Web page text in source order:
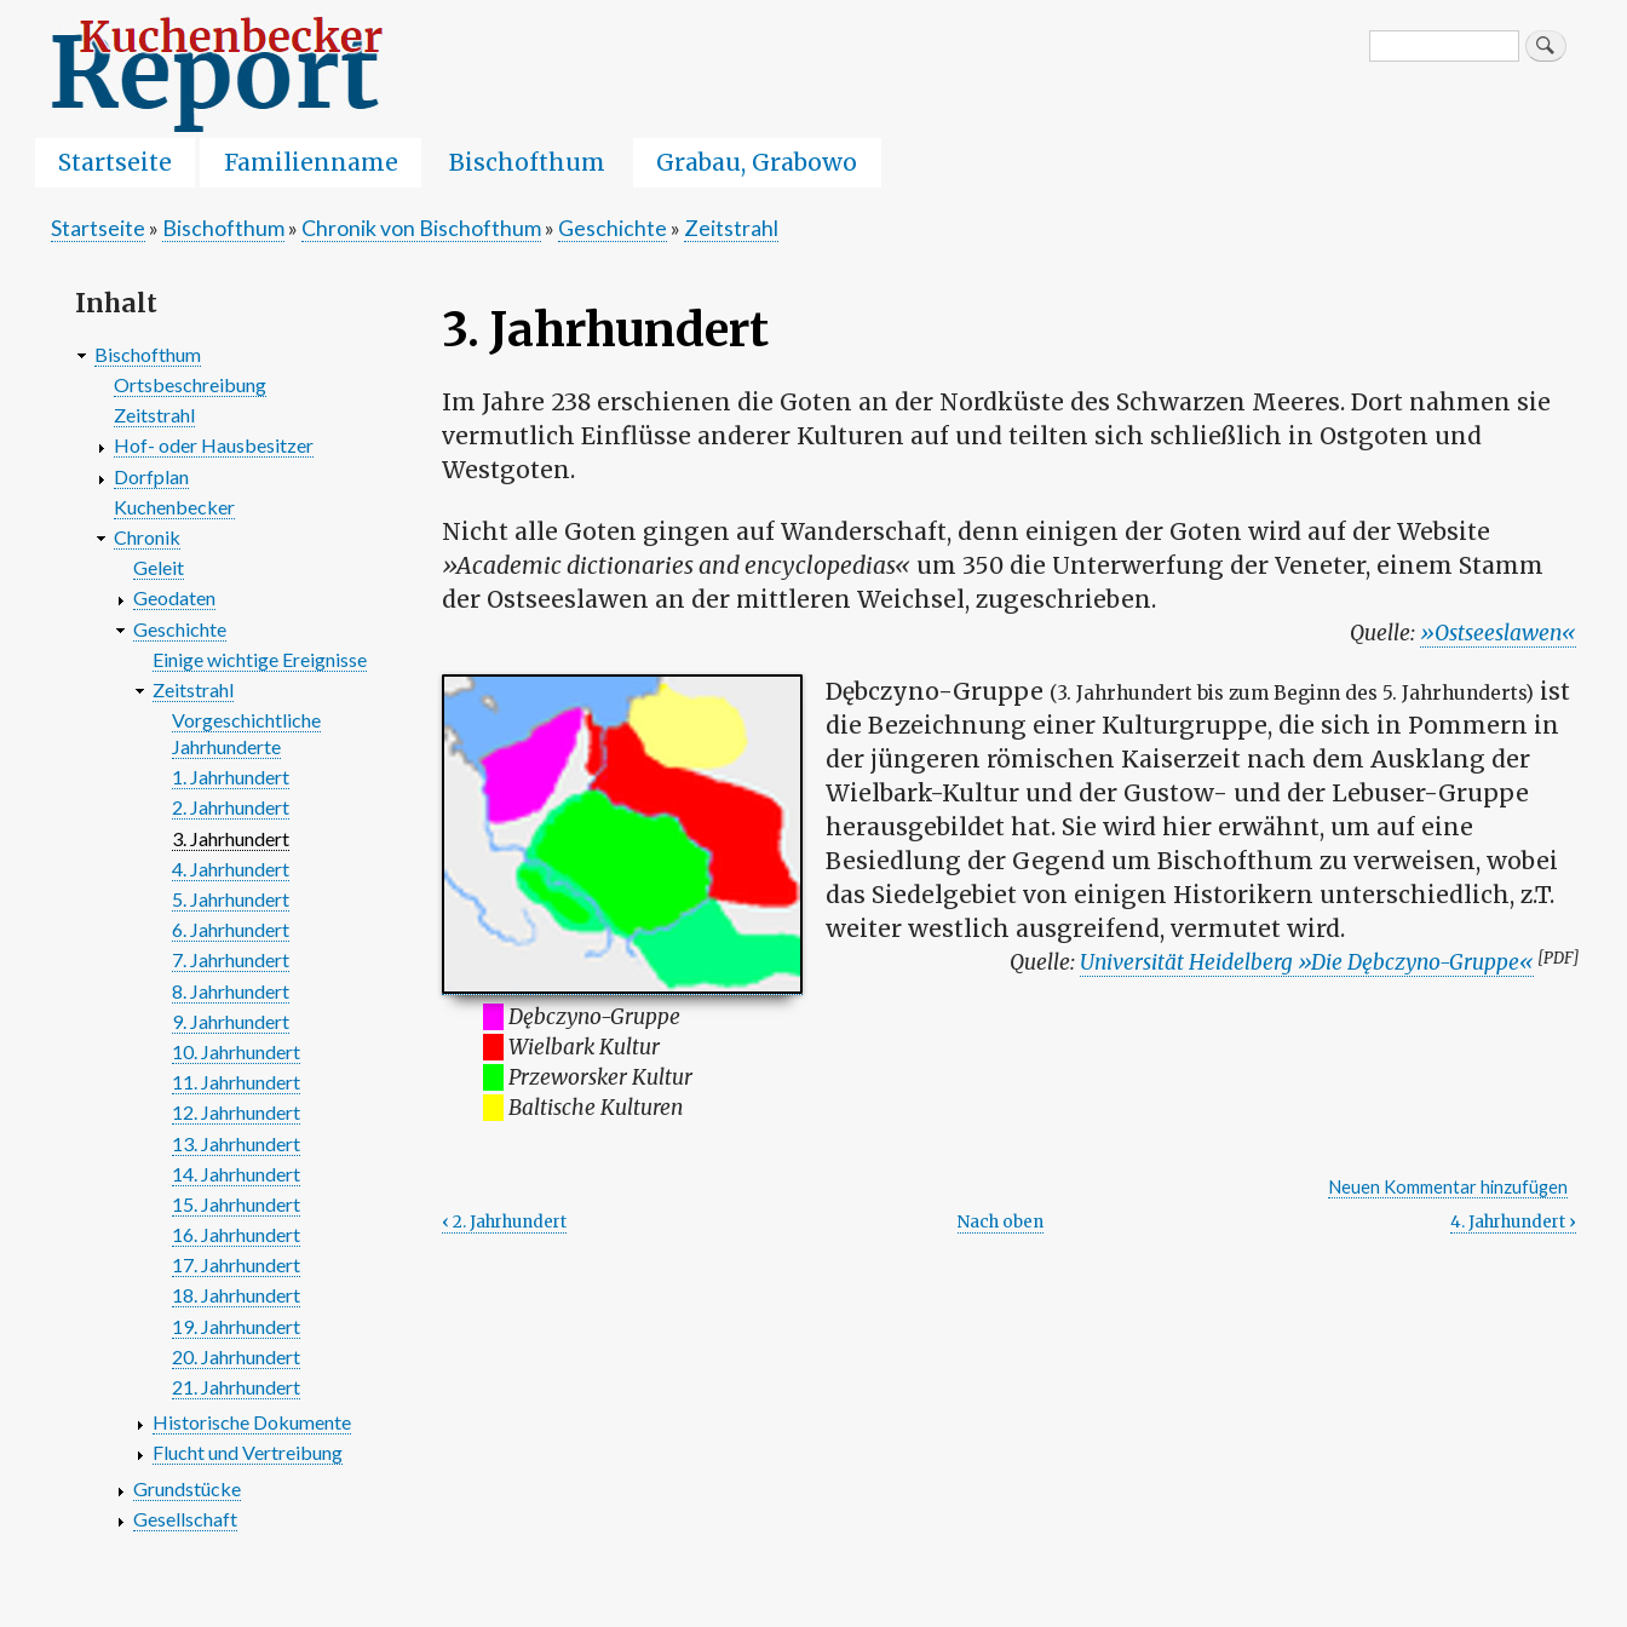
Suche
Startseite Familienname Bischofthum Grabau, Grabowo
Pfadnavigation
Startseite Bischofthum Chronik von Bischofthum Geschichte Zeitstrahl
3. Jahrhundert
Im Jahre 238 erschienen die Goten an der Nordküste des Schwarzen Meeres. Dort nahmen sie
vermutlich Einflüsse anderer Kulturen auf und teilten sich schließlich in Ostgoten und
Westgoten.
Nicht alle Goten gingen auf Wanderschaft, denn einigen der Goten wird auf der Website
Academic dictionaries and encyclopedias
um 350 die Unterwerfung der Veneter, einem Stamm
der Ostseeslawen an der mittleren Weichsel, zugeschrieben.
Ostseeslawen
Dębczyno-Gruppe
Wielbark Kultur
Przeworsker Kultur
Baltische Kulturen
Dębczyno-Gruppe (3. Jahrhundert bis zum Beginn des 5. Jahrhunderts) ist
die Bezeichnung einer Kulturgruppe, die sich in Pommern in
der jüngeren römischen Kaiserzeit nach dem Ausklang der
Wielbark-Kultur und der Gustow- und der Lebuser-Gruppe
herausgebildet hat. Sie wird hier erwähnt, um auf eine
Besiedlung der Gegend um Bischofthum zu verweisen, wobei
das Siedelgebiet von einigen Historikern unterschiedlich, z.T.
weiter westlich ausgreifend, vermutet wird.
Universität Heidelberg Die Dębczyno-Gruppe [PDF]
Neuen Kommentar hinzufügen
‹ 2. Jahrhundert Nach oben 4. Jahrhundert ›
Inhalt
Bischofthum
Ortsbeschreibung
Zeitstrahl
Hof- oder Hausbesitzer
Dorfplan
Kuchenbecker
Chronik
Geleit
Geodaten
Geschichte
Einige wichtige Ereignisse
Zeitstrahl
Vorgeschichtliche
Jahrhunderte
1. Jahrhundert
2. Jahrhundert
3. Jahrhundert
4. Jahrhundert
5. Jahrhundert
6. Jahrhundert
7. Jahrhundert
8. Jahrhundert
9. Jahrhundert
10. Jahrhundert
11. Jahrhundert
12. Jahrhundert
13. Jahrhundert
14. Jahrhundert
15. Jahrhundert
16. Jahrhundert
17. Jahrhundert
18. Jahrhundert
19. Jahrhundert
20. Jahrhundert
21. Jahrhundert
Historische Dokumente
Flucht und Vertreibung
Grundstücke
Gesellschaft